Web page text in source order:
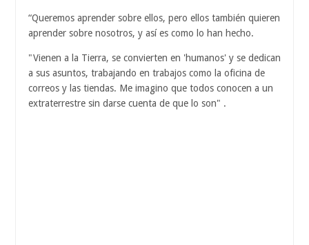
“Queremos aprender sobre ellos, pero ellos también quieren
aprender sobre nosotros, y así es como lo han hecho.
"Vienen a la Tierra, se convierten en 'humanos' y se dedican
a sus asuntos, trabajando en trabajos como la oficina de
correos y las tiendas. Me imagino que todos conocen a un
extraterrestre sin darse cuenta de que lo son" .